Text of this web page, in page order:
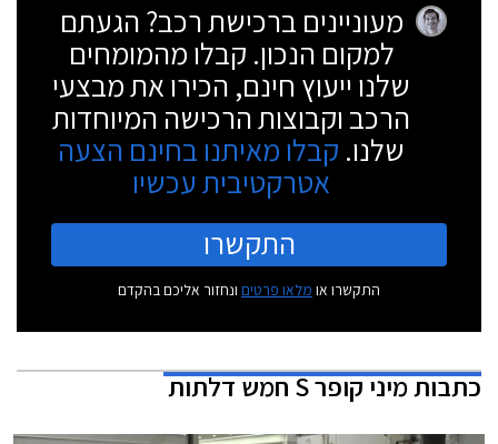
מעוניינים ברכישת רכב? הגעתם
למקום הנכון. קבלו מהמומחים
שלנו ייעוץ חינם, הכירו את מבצעי
הרכב וקבוצות הרכישה המיוחדות
שלנו. קבלו מאיתנו בחינם הצעה
אטרקטיבית עכשיו
התקשרו
התקשרו או מלאו פרטים ונחזור אליכם בהקדם
כתבותמיני קופר S חמש דלתות